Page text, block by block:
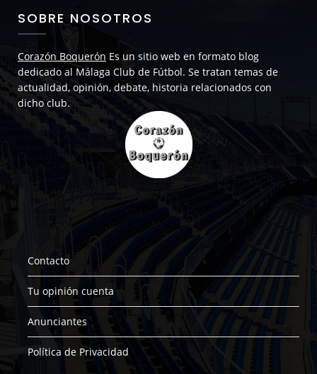
SOBRE NOSOTROS
Corazón Boquerón Es un sitio web en formato blog
dedicado al Málaga Club de Fútbol. Se tratan temas de
actualidad, opinión, debate, historia relacionados con
dicho club.
Contacto
Tu opinión cuenta
Anunciantes
Política de Privacidad